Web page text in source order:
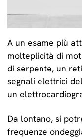
Fondazione Bonollo.
A un esame più
molteplicità di
di serpente, un
segnali elettrici
un
Da lontano, si
frequenze